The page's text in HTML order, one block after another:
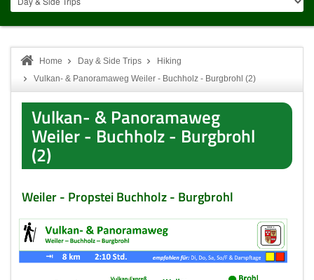
Home Day & Side Trips
Hiking
Vulkan- & Panoramaweg Weiler - Buchholz - Burgbrohl (2)
Vulkan- & Panoramaweg
Weiler - Buchholz - Burgbrohl
(2)
Weiler - Propstei Buchholz - Burgbrohl